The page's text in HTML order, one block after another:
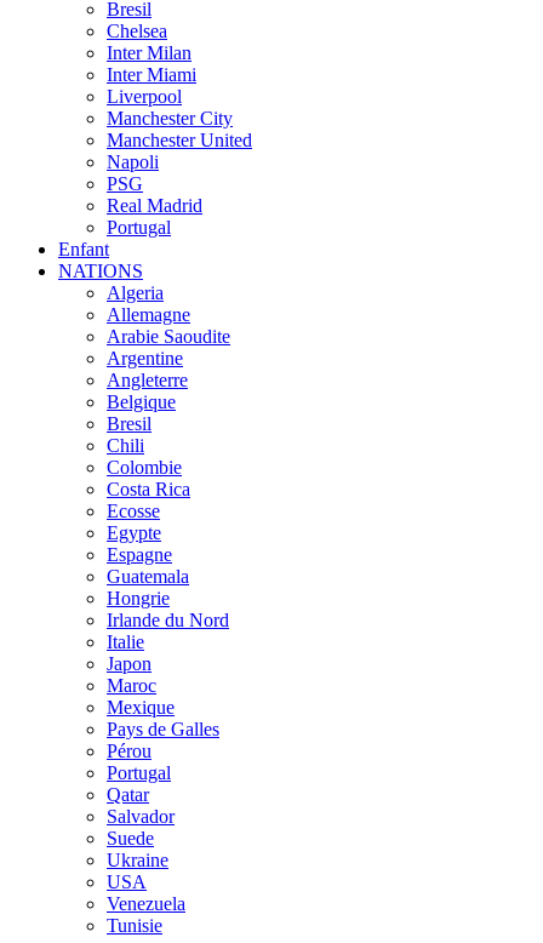
Bresil
Chelsea
Inter Milan
Inter Miami
Liverpool
Manchester City
Manchester United
Napoli
PSG
Real Madrid
Portugal
Enfant
NATIONS
Algeria
Allemagne
Arabie Saoudite
Argentine
Angleterre
Belgique
Bresil
Chili
Colombie
Costa Rica
Ecosse
Egypte
Espagne
Guatemala
Hongrie
Irlande du Nord
Italie
Japon
Maroc
Mexique
Pays de Galles
Pérou
Portugal
Qatar
Salvador
Suede
Ukraine
USA
Venezuela
Tunisie